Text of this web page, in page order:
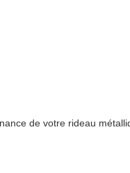
de votre rideau